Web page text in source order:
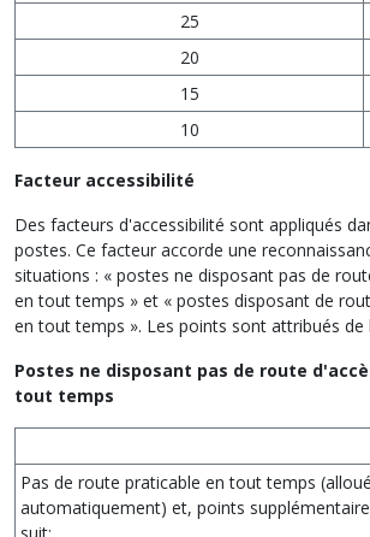
25
20
15
10
Facteur accessibilité
Des facteurs d'accessibilité sont appliqués
postes. Ce facteur accorde une
situations : « postes ne disposant pas de
en tout temps » et « postes disposant de
en tout temps ». Les points sont attribués de
Postes ne disposant pas de route
tout temps
Pas de route praticable en tout temps (alloué
automatiquement) et, points